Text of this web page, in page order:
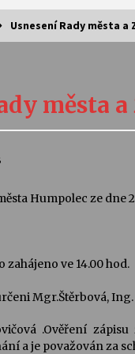
a Sukuba Ensemble
na integrační festival
šedesátka: 28. 7.–1. 8.
2026
2026
kousek za Humpolec. V
2026
Usnesení Rady města
města
Humpolec ze dne
zahájeno ve 14.00 hod.
Mgr.Štěrbová, Ing.
.Ověření
a je považován za